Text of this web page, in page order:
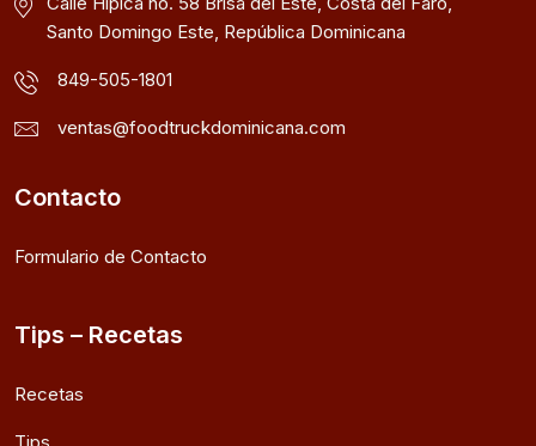
Santo Domingo Este, República Dominicana
849-505-1801
ventas@foodtruckdominicana.com
Contacto
Formulario de Contacto
Tips – Recetas
Recetas
Tips